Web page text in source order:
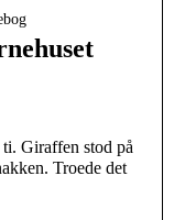
Giraffen stod på
Troede det